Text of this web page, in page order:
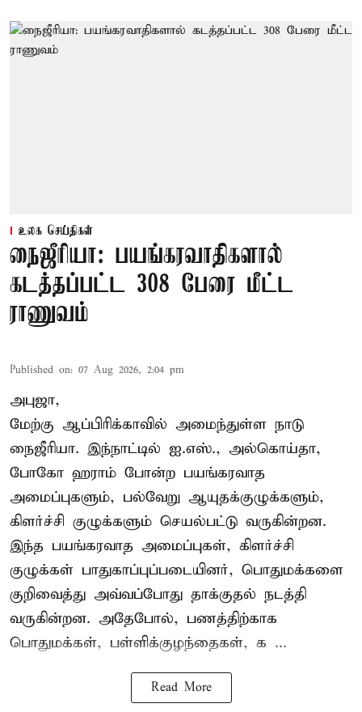
உலக செய்திகள்
நைஜீரியா: பயங்கரவாதிகளால்
கடத்தப்பட்ட 308 பேரை மீட்ட
ராணுவம்
Published on: 07 Aug 2026, 2:04 pm
அபுஜா,
மேற்கு ஆப்பிரிக்காவில் அமைந்துள்ள நாடு
நைஜீரியா. இந்நாட்டில் ஐ.எஸ்., அல்கொய்தா,
போகோ ஹராம் போன்ற பயங்கரவாத
அமைப்புகளும், பல்வேறு ஆயுதக்குழுக்களும்,
கிளர்ச்சி குழுக்களும் செயல்பட்டு வருகின்றன.
இந்த பயங்கரவாத அமைப்புகள், கிளர்ச்சி
குழுக்கள் பாதுகாப்புப்படையினர், பொதுமக்களை
குறிவைத்து அவ்வப்போது தாக்குதல் நடத்தி
வருகின்றன. அதேபோல், பணத்திற்காக
பொதுமக்கள், பள்ளிக்குழந்தைகள், க ...
Read More